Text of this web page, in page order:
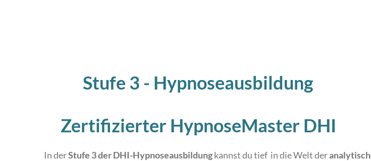
Stufe 3 - Hypnoseausbildung
Zertifizierter HypnoseMaster DHI
In derStufe 3 der DHI-Hypnoseausbildungkannst du tief in die Welt der